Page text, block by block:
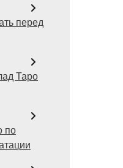
перед
Таро
по